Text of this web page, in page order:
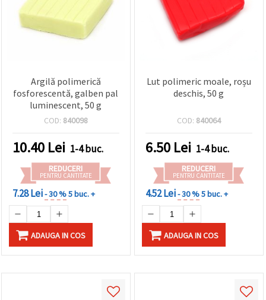
Argilă polimerică
fosforescentă, galben pal
luminescent, 50 g
COD: 840098
10.40 Lei 1-4 buc.
REDUCERI
PENTRU CANTITATE
7.28 Lei- 30 %5 buc. +
ADAUGA IN COS
Lut polimeric moale, roșu
deschis, 50 g
COD: 840064
6.50 Lei 1-4 buc.
REDUCERI
PENTRU CANTITATE
4.52 Lei- 30 %5 buc. +
ADAUGA IN COS